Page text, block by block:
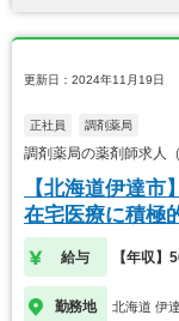
更新日：2024年11月19日
正社員 調剤薬局
調剤薬局の薬剤師求人
【北海道伊達
在宅医療に積極
給与 【年収
勤務地 北海道 伊